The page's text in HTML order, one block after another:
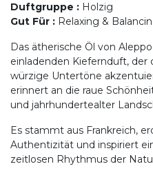
Duftgruppe : Holzig
Gut Für : Relaxing &
Das ätherische Öl von
einladenden Kiefernduft, der
würzige Untertöne
erinnert an die raue
und jahrhundertealter
Es stammt aus Frankreich,
Authentizität und inspiriert
zeitlosen Rhythmus der